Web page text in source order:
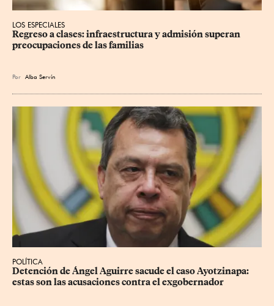
LOS ESPECIALES
Regreso a clases: infraestructura y admisión superan
preocupaciones de las familias
Por Alba Servín
POLÍTICA
Detención de Ángel Aguirre sacude el caso Ayotzinapa:
estas son las acusaciones contra el exgobernador